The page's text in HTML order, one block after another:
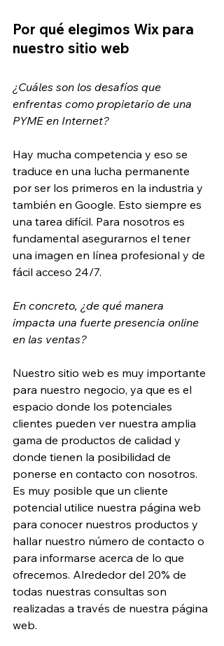
Por qué elegimos Wix para
nuestro sitio web
¿Cuáles son los desafíos que
enfrentas como propietario de una
PYME en Internet?
Hay mucha competencia y eso se
traduce en una lucha permanente
por ser los primeros en la industria y
también en Google. Esto siempre es
una tarea difícil. Para nosotros es
fundamental asegurarnos el tener
una imagen en línea profesional y de
fácil acceso 24/7.
En concreto, ¿de qué manera
impacta una fuerte presencia online
en las ventas?
Nuestro sitio web es muy importante
para nuestro negocio, ya que es el
espacio donde los potenciales
clientes pueden ver nuestra amplia
gama de productos de calidad y
donde tienen la posibilidad de
ponerse en contacto con nosotros.
Es muy posible que un cliente
potencial utilice nuestra página web
para conocer nuestros productos y
hallar nuestro número de contacto o
para informarse acerca de lo que
ofrecemos. Alrededor del 20% de
todas nuestras consultas son
realizadas a través de nuestra página
web.